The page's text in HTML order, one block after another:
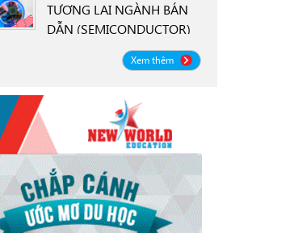
TƯƠNG LAI NGÀNH BÁN
DẪN (SEMICONDUCTOR)
CÙNG ĐẠI HỌC OREGON
STATE UNIVERSITY OSU
Xem thêm